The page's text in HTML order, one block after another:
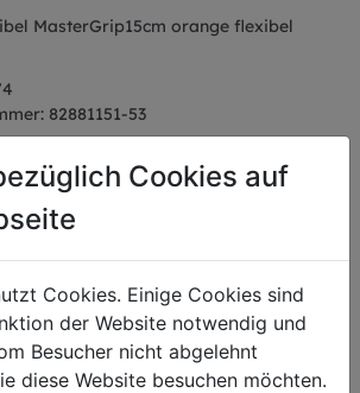
MasterGrip15cm orange flexibel
82881151-53
Sie auch
Cookies auf
Cookies. Einige Cookies sind
der Website notwendig und
Besucher nicht abgelehnt
diese Website besuchen möchten.